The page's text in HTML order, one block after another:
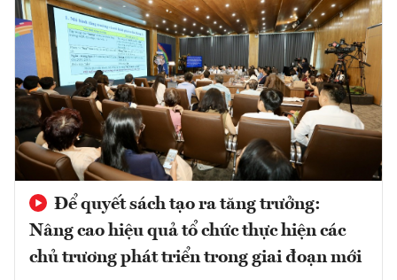
Để quyết sách tạo ra tăng trưởng:
Nâng cao hiệu quả tổ chức thực hiện các
chủ trương phát triển trong giai đoạn mới